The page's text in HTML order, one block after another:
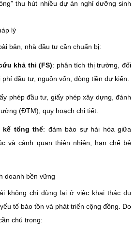
thu hút nhiều dự án nghỉ dưỡng sinh
lý
bản, nhà đầu tư cần chuẩn bị:
khả thi (FS): phân tích thị trường, đối
đầu tư, nguồn vốn, dòng tiền dự kiến.
phép đầu tư, giấy phép xây dựng, đánh
(ĐTM), quy hoạch chi tiết.
kế tổng thể: đảm bảo sự hài hòa giữa
và cảnh quan thiên nhiên, hạn chế bê
doanh bền vững
không chỉ dừng lại ở việc khai thác du
tố bảo tồn và phát triển cộng đồng. Do
chú trọng: